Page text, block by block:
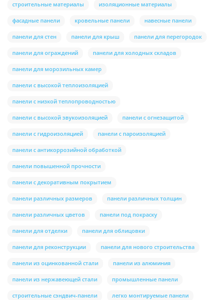
строительные материалы изоляционные материалы
фасадные панели кровельные панели навесные панели
панели для стен панели для крыш панели для перегородок
панели для ограждений панели для холодных складов
панели для морозильных камер
панели с высокой теплоизоляцией
панели с низкой теплопроводностью
панели с высокой звукоизоляцией панели с огнезащитой
панели с гидроизоляцией панели с пароизоляцией
панели с антикоррозийной обработкой
панели повышенной прочности
панели с декоративным покрытием
панели различных размеров панели различных толщин
панели различных цветов панели под покраску
панели для отделки панели для облицовки
панели для реконструкции панели для нового строительства
панели из оцинкованной стали панели из алюминия
панели из нержавеющей стали промышленные панели
строительные сэндвич-панели легко монтируемые панели